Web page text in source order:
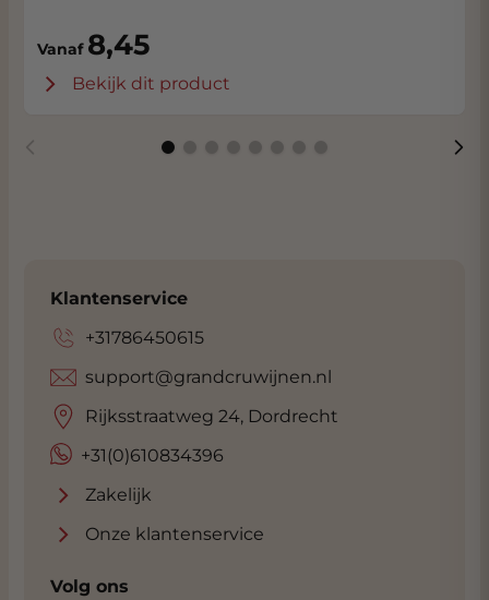
Vanaf 8,45
Bekijk dit product
Klantenservice
+31786450615
+31(0)610834396
support@grandcruwijnen.nl
Rijksstraatweg 24, Dordrecht
Zakelijk
Onze klantenservice
Volg ons